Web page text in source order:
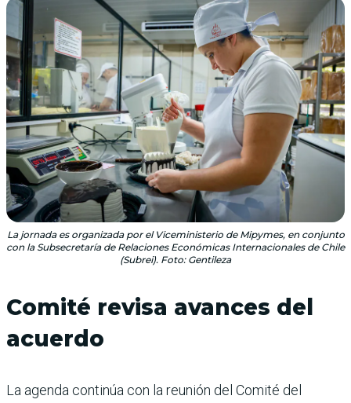
La jornada es organizada por el Viceministerio de Mipymes, en conjunto
con la Subsecretaría de Relaciones Económicas Internacionales de Chile
(Subrei). Foto: Gentileza
Comité revisa avances del
acuerdo
La agenda continúa con la reunión del Comité del